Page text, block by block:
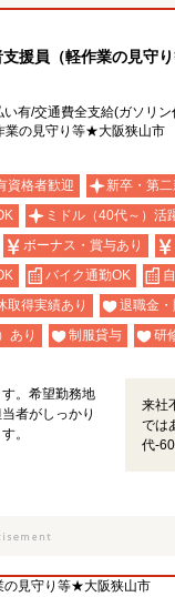
援員（軽作業の見守
有/交通費全支給(ガソリン
業の見守り等★大阪狭山市
資格者歓迎 新卒・第
ミドル（40代～）活
ボーナス・賞与あり
バイク通勤OK
取得実績あり
退職金・
あり
制服貸与 研
。希望勤務地
者がしっかり
。
来社
では
代-
の見守り等★大阪狭山市